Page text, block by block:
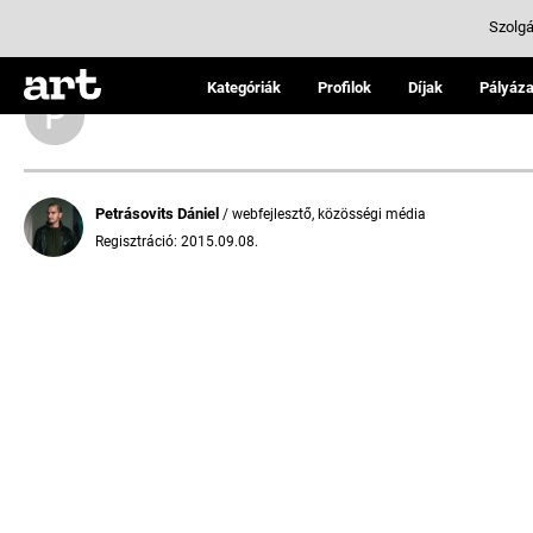
Kategóriák Profilok Díjak
Petrásovits Dániel / webfejlesztő, közösségi média
Regisztráció: 2015.09.08.